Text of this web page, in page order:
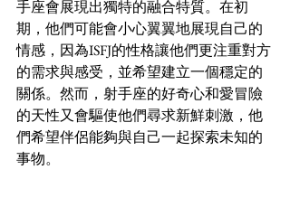
手座會展現出獨特的融合特質。在初
期，他們可能會小心翼翼地展現自己的
情感，因為ISFJ的性格讓他們更注重對方
的需求與感受，並希望建立一個穩定的
關係。然而，射手座的好奇心和愛冒險
的天性又會驅使他們尋求新鮮刺激，他
們希望伴侶能夠與自己一起探索未知的
事物。